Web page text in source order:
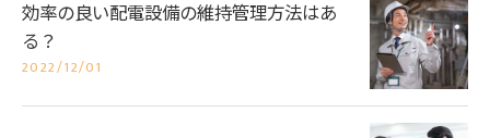
効率の良い配電設備の維持管理方法はあ
る？
2022/12/01